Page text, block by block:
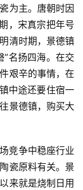
为主。唐朝时因
，宋真宗把年号
清时期，景德镇
”名扬四海。在交
艰辛的事情，在
中途还要住宿一
景德镇，购买大
竞争中稳座行业
瓷原料有关。景
来就是烧制日用